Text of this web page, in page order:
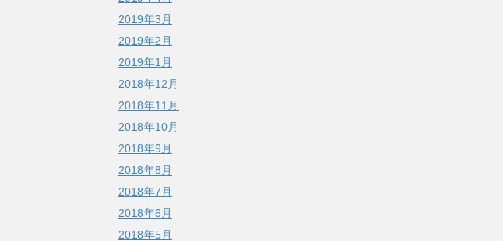
2019年3月
2019年2月
2019年1月
2018年12月
2018年11月
2018年10月
2018年9月
2018年8月
2018年7月
2018年6月
2018年5月